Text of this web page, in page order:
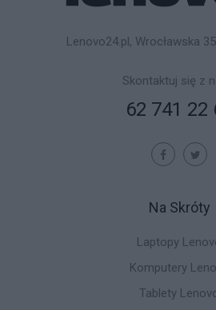
Lenovo24.pl, Wrocławska
Skontaktuj się z
62 741 22
Na Skróty
Laptopy
Komputery
Tablety